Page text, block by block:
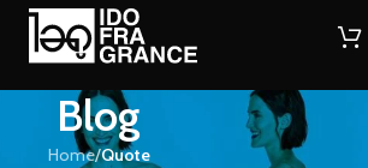
Blog
Home/Quote